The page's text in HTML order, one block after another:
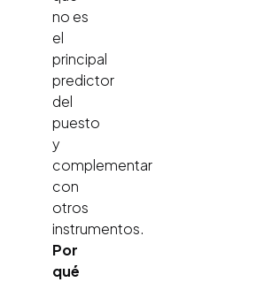
no es
el
principal
predictor
del
puesto
y
complementar
con
otros
instrumentos.
Por
qué